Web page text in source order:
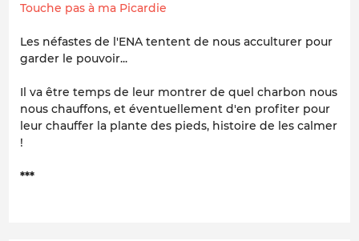
Touche pas à ma Picardie
Les néfastes de l'ENA tentent de nous acculturer pour
garder le pouvoir...
Il va être temps de leur montrer de quel charbon nous
nous chauffons, et éventuellement d'en profiter pour
leur chauffer la plante des pieds, histoire de les calmer
!
***